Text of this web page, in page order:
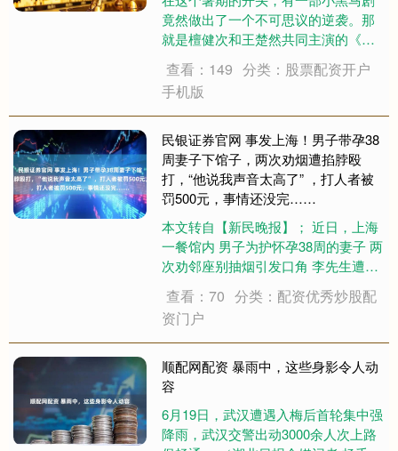
竟然做出了一个不可思议的逆袭。那
就是檀健次和王楚然共同主演的《爱
想象一个职高生居然考进了985。7月3
日迎来大结局时，这部剧全网热度直
接登顶。开局豆瓣只有5.1分，云合市
占率只....
查看：149 分类：股票配资开户
手机版
民银证券官网 事发上海！男子带孕38
周妻子下馆子，两次劝烟遭掐脖殴
打，“他说我声音太高了” ，打人者被
罚500元，事情还没完……
本文转自【新民晚报】； 近日，上海
一餐馆内 男子为护怀孕38周的妻子 两
次劝邻座别抽烟引发口角 李先生遭掐
人李先生目前正在医院陪妻子待产。
李先生回忆，事情发生在6月5日晚8
点，当时，他带着怀孕38周的妻子....
查看：70 分类：配资优秀炒股配
资门户
顺配网配资 暴雨中，这些身影令人动
容
6月19日，武汉遭遇入梅后首轮集中强
降雨，武汉交警出动3000余人次上路